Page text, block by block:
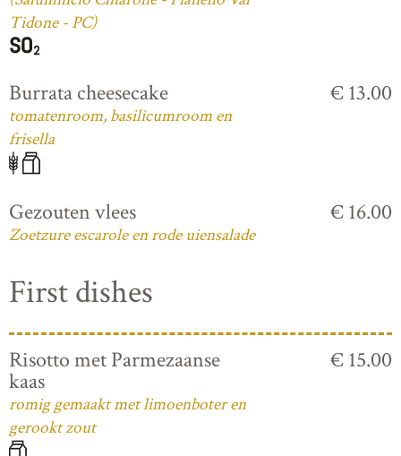
Tidone - PC)
Burrata cheesecake
tomatenroom, basilicumroom en
frisella
€ 13.00
Gezouten vlees
Zoetzure escarole en rode uiensalade
€ 16.00
First dishes
Risotto met Parmezaanse
kaas
romig gemaakt met limoenboter en
gerookt zout
€ 15.00